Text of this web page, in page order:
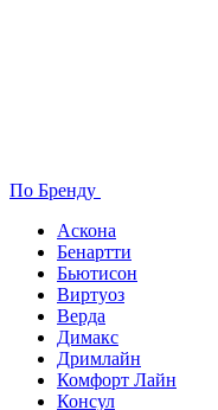
По Бренду
Аскона
Бенартти
Бьютисон
Виртуоз
Верда
Димакс
Дримлайн
Комфорт Лайн
Консул